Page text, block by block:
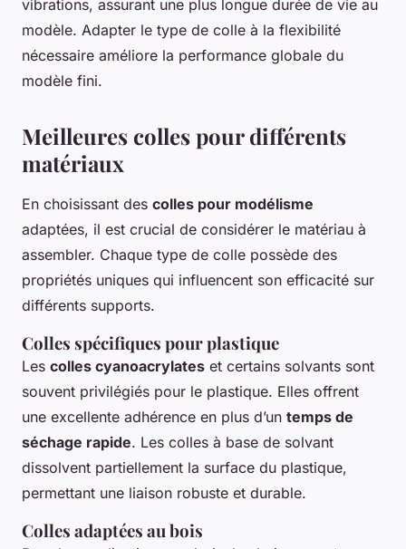
vibrations, assurant une plus longue durée de vie au
modèle. Adapter le type de colle à la flexibilité
nécessaire améliore la performance globale du
modèle fini.
Meilleures colles pour différents
matériaux
En choisissant des colles pour modélisme
adaptées, il est crucial de considérer le matériau à
assembler. Chaque type de colle possède des
propriétés uniques qui influencent son efficacité sur
différents supports.
Colles spécifiques pour plastique
Les colles cyanoacrylates et certains solvants sont
souvent privilégiés pour le plastique. Elles offrent
une excellente adhérence en plus d’un temps de
séchage rapide. Les colles à base de solvant
dissolvent partiellement la surface du plastique,
permettant une liaison robuste et durable.
Colles adaptées au bois